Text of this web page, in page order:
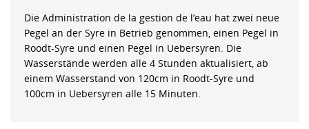
Die Administration de la gestion de l’eau hat zwei neue
Pegel an der Syre in Betrieb genommen, einen Pegel in
Roodt-Syre und einen Pegel in Uebersyren. Die
Wasserstände werden alle 4 Stunden aktualisiert, ab
einem Wasserstand von 120cm in Roodt-Syre und
100cm in Uebersyren alle 15 Minuten.